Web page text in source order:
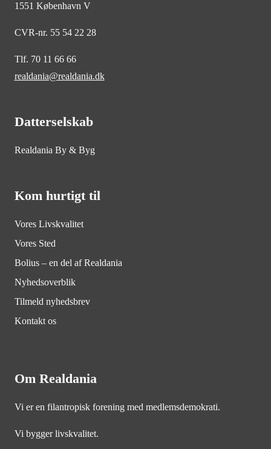
1551 København V
CVR-nr. 55 54 22 28
Tlf. 70 11 66 66
realdania@realdania.dk
Datterselskab
Realdania By & Byg
Kom hurtigt til
Vores Livskvalitet
Vores Sted
Bolius – en del af Realdania
Nyhedsoverblik
Tilmeld nyhedsbrev
Kontakt os
Om Realdania
Vi er en filantropisk forening med medlemsdemokrati.
Vi bygger livskvalitet.